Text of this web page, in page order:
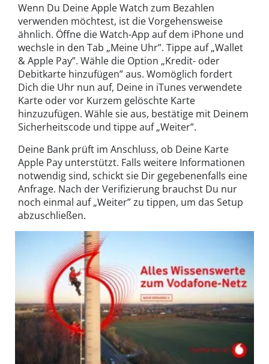
Wenn Du Deine Apple Watch zum Bezahlen
verwenden möchtest, ist die Vorgehensweise
ähnlich. Öffne die Watch-App auf dem iPhone und
wechsle in den Tab „Meine Uhr”. Tippe auf „Wallet
& Apple Pay”. Wähle die Option „Kredit- oder
Debitkarte hinzufügen” aus. Womöglich fordert
Dich die Uhr nun auf, Deine in iTunes verwendete
Karte oder vor Kurzem gelöschte Karte
hinzuzufügen. Wähle sie aus, bestätige mit Deinem
Sicherheitscode und tippe auf „Weiter”.
Deine Bank prüft im Anschluss, ob Deine Karte
Apple Pay unterstützt. Falls weitere Informationen
notwendig sind, schickt sie Dir gegebenenfalls eine
Anfrage. Nach der Verifizierung brauchst Du nur
noch einmal auf „Weiter” zu tippen, um das Setup
abzuschließen.